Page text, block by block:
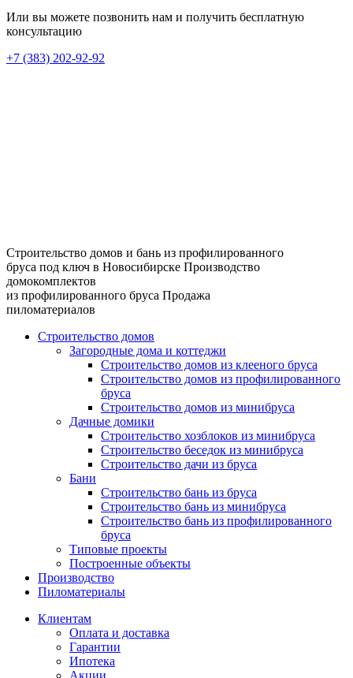
Или вы можете позвонить нам и получить бесплатную
консультацию
+7 (383) 202-92-92
Строительство домов и бань из профилированного
бруса под ключ в Новосибирске Производство
домокомплектов
из профилированного бруса Продажа
пиломатериалов
Строительство домов
Загородные дома и коттеджи
Строительство домов из клееного бруса
Строительство домов из профилированного
бруса
Строительство домов из минибруса
Дачные домики
Строительство хозблоков из минибруса
Строительство беседок из минибруса
Строительство дачи из бруса
Бани
Строительство бань из бруса
Строительство бань из минибруса
Строительство бань из профилированного
бруса
Типовые проекты
Построенные объекты
Производство
Пиломатериалы
Клиентам
Оплата и доставка
Гарантии
Ипотека
Акции